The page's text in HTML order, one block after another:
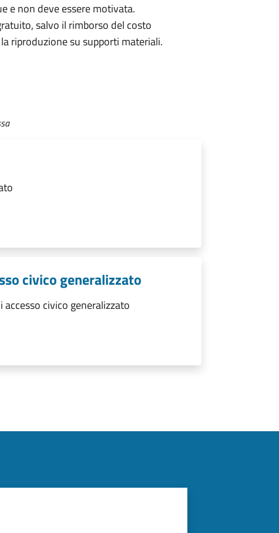
e non deve essere motivata.
salvo il rimborso del costo
riproduzione su supporti materiali.
civico generalizzato
civico generalizzato